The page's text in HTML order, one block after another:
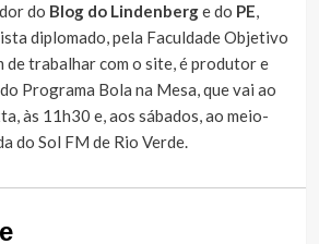
do Blog do Lindenberge do PE,
diplomado, pela Faculdade Objetivo
de trabalhar com o site, é produtor e
Programa Bola na Mesa, que vai ao
às 11h30 e, aos sábados, ao meio-
do Sol FM de Rio Verde.